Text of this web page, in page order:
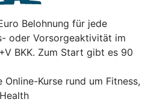
Belohnung für jede
oder Vorsorgeaktivität im
BKK. Zum Start gibt es 90
Kurse rund um Fitness,